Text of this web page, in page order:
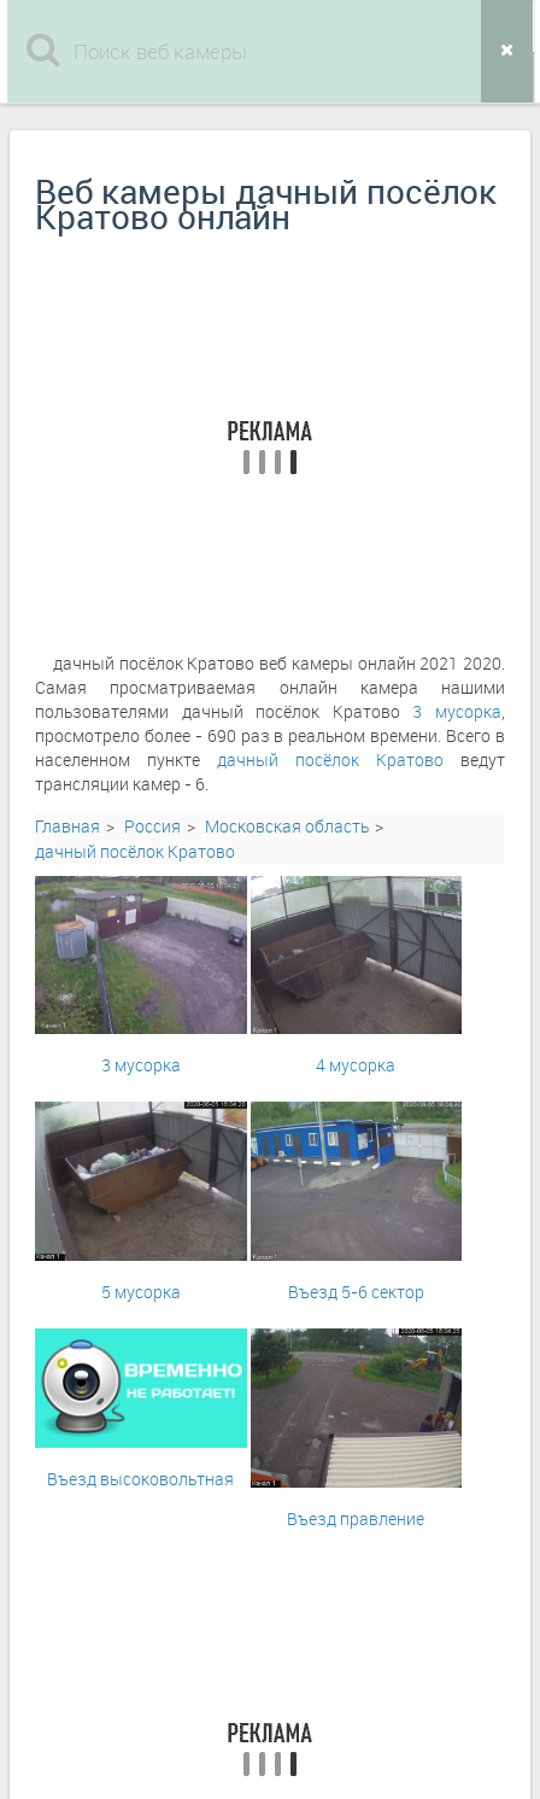
Веб камеры дачный посёлок
Кратово онлайн
дачный посёлок Кратово веб камеры онлайн 2021 2020.
Самая просматриваемая онлайн камера нашими
пользователями дачный посёлок Кратово 3 мусорка
просмотрело более - 690 раз в реальном времени. Всего в
населенном пункте дачный посёлок Кратово ведут
трансляции камер - 6.
Главная
Россия
Московская область
дачный посёлок Кратово
3 мусорка 4 мусорка
5 мусорка Въезд 5-6 сектор
Въезд высоковольтная
Въезд правление